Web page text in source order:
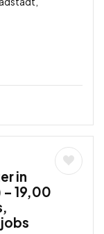
in
19,00